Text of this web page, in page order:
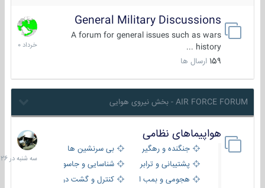
General Military Discussions
A forum for general issues such as wars
history ...
159 ارسال ها
10
خرداد
1400
AIR FORCE FORUM - بخش نیروی هوایی
هواپیماهای نظامی
جنگنده و رهگیر
بی سرنشین ها
پشتیبانی و ترابری
شناسایی و جاسوسی
هجومی و بمب افکن
کنترل و گشت دریایی
سه
شنبه
در